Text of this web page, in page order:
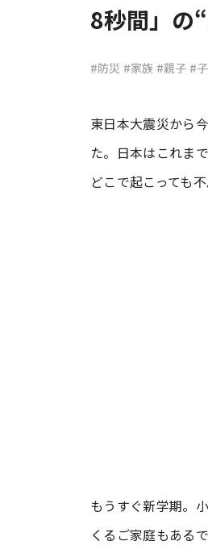
8秒間」の
#防災 #家族 #親子 #
東日本大震災から
た。日本はこれま
どこで起こっても
もうすぐ新学期。
くるご家庭もあるで